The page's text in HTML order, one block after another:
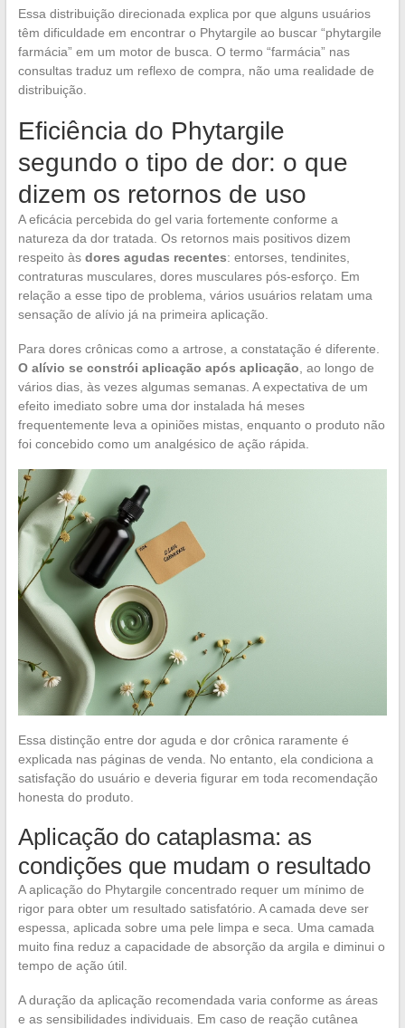
Essa distribuição direcionada explica por que alguns usuários
têm dificuldade em encontrar o Phytargile ao buscar “phytargile
farmácia” em um motor de busca. O termo “farmácia” nas
consultas traduz um reflexo de compra, não uma realidade de
distribuição.
Eficiência do Phytargile
segundo o tipo de dor: o que
dizem os retornos de uso
A eficácia percebida do gel varia fortemente conforme a
natureza da dor tratada. Os retornos mais positivos dizem
respeito às dores agudas recentes: entorses, tendinites,
contraturas musculares, dores musculares pós-esforço. Em
relação a esse tipo de problema, vários usuários relatam uma
sensação de alívio já na primeira aplicação.
Para dores crônicas como a artrose, a constatação é diferente.
O alívio se constrói aplicação após aplicação , ao longo de
vários dias, às vezes algumas semanas. A expectativa de um
efeito imediato sobre uma dor instalada há meses
frequentemente leva a opiniões mistas, enquanto o produto não
foi concebido como um analgésico de ação rápida.
Essa distinção entre dor aguda e dor crônica raramente é
explicada nas páginas de venda. No entanto, ela condiciona a
satisfação do usuário e deveria figurar em toda recomendação
honesta do produto.
Aplicação do cataplasma: as
condições que mudam o resultado
A aplicação do Phytargile concentrado requer um mínimo de
rigor para obter um resultado satisfatório. A camada deve ser
espessa, aplicada sobre uma pele limpa e seca. Uma camada
muito fina reduz a capacidade de absorção da argila e diminui o
tempo de ação útil.
A duração da aplicação recomendada varia conforme as áreas
e as sensibilidades individuais. Em caso de reação cutânea